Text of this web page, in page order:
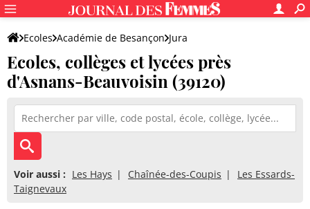
Ecoles Académie de Besançon Jura
Ecoles, collèges et lycées près
d'Asnans-Beauvoisin (39120)
Voir aussi : Les Hays Chaînée-des-Coupis
Les Essards-
Taignevaux